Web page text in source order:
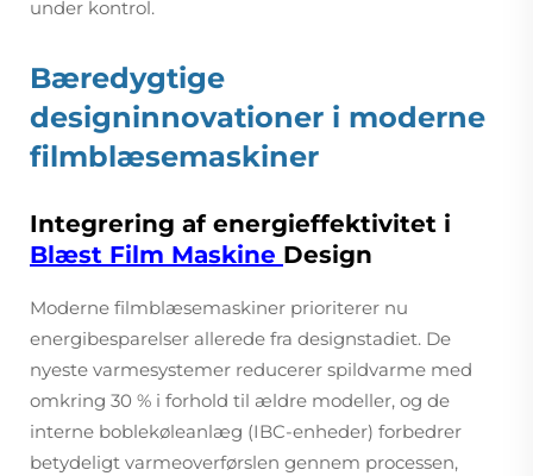
under kontrol.
Bæredygtige
designinnovationer i moderne
filmblæsemaskiner
Integrering af energieffektivitet i
Blæst Film Maskine Design
Moderne filmblæsemaskiner prioriterer nu
energibesparelser allerede fra designstadiet. De
nyeste varmesystemer reducerer spildvarme med
omkring 30 % i forhold til ældre modeller, og de
interne boblekøleanlæg (IBC-enheder) forbedrer
betydeligt varmeoverførslen gennem processen,